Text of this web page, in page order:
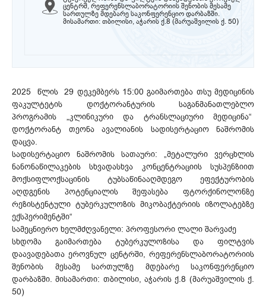
ცენტრშ, რეფერენსლაბორატორიის შენობის მესამე
სართულზე მდებარე საკონფერენციო დარბაზში.
მისამართი: თბილისი, აჭარის ქ.8 (მარუაშვილის ქ. 50)
2025 წლის 29 დეკემბერს 15:00 გაიმართება თსუ მედიცინის
ფაკულტეტის დოქტორანტურის საგანმანათლებლო
პროგრამის „კლინიკური და ტრანსლაციური მედიცინა“
დოქტორანტ თეონა ავალიანის სადისერტაციო ნაშრომის
დაცვა.
სადისერტაციო ნაშრომის სათაური: „მეტალური ვერცხლის
ნანონაწილაკების სხვადასხვა კონცენტრაციის სუსპენზიით
მოქსიფლოქსაცინის ტუბსაწინააღმდეგო ეფექტურობის
აღდგენის პოტენციალის შეფასება ფტორქინოლონზე
რეზისტენტული ტუბერკულოზის მიკობაქტერიის იზოლატებზე
ექსპერიმენტში“
სამეცნიერო ხელმძღვანელი: პროფესორი ლალი შარვაძე
სხდომა გაიმართება ტუბერკულოზისა და ფილტვის
დაავადებათა ეროვნულ ცენტრში, რეფერენსლაბორატორიის
შენობის მესამე სართულზე მდებარე საკონფერენციო
დარბაზში. მისამართი: თბილისი, აჭარის ქ.8 (მარუაშვილის ქ.
50)